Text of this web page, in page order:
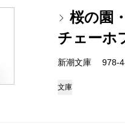
桜の園
チェーホ
新潮文庫 978-
文庫